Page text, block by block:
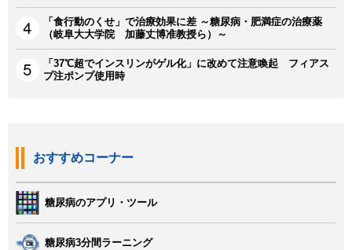
「食行動のくせ」で治療効果に差 ～糖尿病・肥満症の治療薬
（岐阜大大学院 加藤丈博准教授ら）～
「37℃超でインスリンがゲル化」に改めて注意喚起 フィアス
プ注ポンプ使用時
おすすめコーナー
糖尿病のアプリ・ツール
糖尿病3分間ラーニング